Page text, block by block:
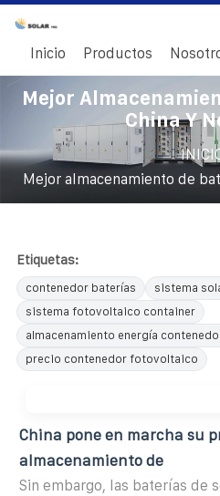
Inicio Productos
Mejor
China Y
Mejor almacenamiento de
Etiquetas:
contenedor baterías
sistema
sistema fotovoltaico container
almacenamiento energía
precio contenedor fotovoltaico
China pone en marcha su
almacenamiento de
Sin embargo, las baterías de